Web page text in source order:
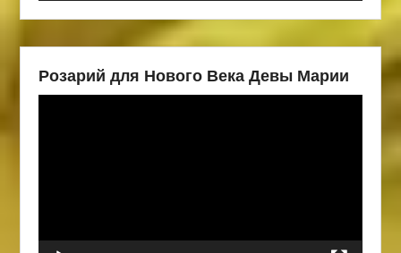
Розарий для Нового Века Девы Марии